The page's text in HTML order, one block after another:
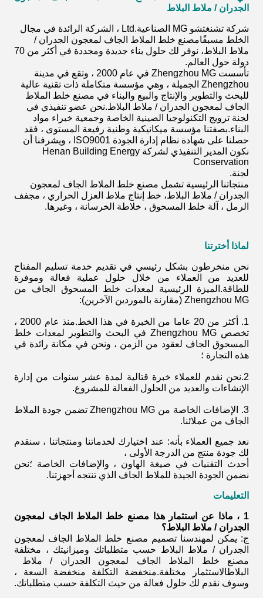
الجدران / ملاط ​​البلاط
شركة تشنغتشو MG الصناعية.Ltd ، الشركة الرائدة في مجال
الخلط مسبقًامصنع خلط الملاط الجاف لمعجون الجدران /
ملاط ​​البلاط
، نوفر لك حلول بناء جديدة ومجددة في أكثر من 70
دولة حول العالم.
تأسست Zhengzhou MG في عام 2000 ، وتقع في مدينة
Zhengzhou الجميلة ، وهي مؤسسة متكاملة ذات تقنية عالية
للبحث والتطوير والإنتاج والبيع والبناء في مصنع خلط الملاط
الجاف لمعجون الجدران / ملاط ​​البلاط.نحن عضو تنفيذي في
لجنة ترويج التكنولوجيا الصينية الخاصة وجمعية خبراء مواد
البناء.بصفتنا مؤسسة ميكانيكية وطنية رفيعة المستوى ، فقد
حصلنا على شهادة نظام إدارة الجودة ISO9001 ، ويشرفنا أن
نكون المدير التنفيذي لشركة Henan Building Energy
Conservation
لجنة.
منتجاتنا الرئيسية تشمل مصنع خلط الملاط الجاف لمعجون
الجدران / ملاط ​​البلاط، خط إنتاج ملاط ​​العزل الحراري ، مجفف
الرمل ، آلة خلط المسحوق ، خلاطة الخرسانة ، وغيرها.
لماذا أخترتنا
نحن منخرطون بشكل رئيسي في تقديم خدمة تسليم المفتاح
للعديد من العملاء من خلال حلول عملية فعالة وموفرة
للطاقة.الميزة الرئيسية لمعدات خلط المسحوق الجاف من
Zhengzhou MG (مقارنة بالموردين الآخرين):
1. أكثر من 20 عاما من الخبرة في هذا الخط.منذ عام 2000 ،
تخصص Zhengzhou MG في البحث والتطوير لمعدات خلط
المسحوق الجاف لعقود من الزمن ، ونحن في مكانة رائدة في
هذه التجارة ؛
2.نحن نقدم للعملاء خبرة قتالية لمدة عشر سنوات من إدارة
الإنشاءات والعديد من الحلول الفعالة للمشروع.
3. الإضافات الخاصة من Zhengzhou MG تضمن جودة الملاط
الجاف من عملائنا.
نعد جميع العملاء بأنه: عند اختيارك لخدماتنا ومنتجاتنا ، سنقدم
لك جودة منتج من الدرجة الأولى ،
أحدث التقنيات في صيغة الهاون ، والإضافات الخاصة ؛نحن
نضمن الجودة الجيدة للملاط الجاف الذي تنتجه أجهزتنا.
التعليمات
1 ، ماذا عن استثمار هذا
مصنع خلط الملاط الجاف لمعجون
الجدران / ملاط ​​البلاط؟
ج: يمكن لمهندسنا تصميم مصنع خلط الملاط الجاف لمعجون
الجدران / ملاط ​​البلاط حسب متطلباتك وميزانيتك ، مختلفة
مصنع خلط الملاط الجاف لمعجون الجدران / ملاط ​​
البلاطالاستثمار مختلفة.منخفضة التكلفة منخفضة السعة ،
وسوف نقدم لك حلول فعالة من حيث التكلفة حسب متطلباتك.